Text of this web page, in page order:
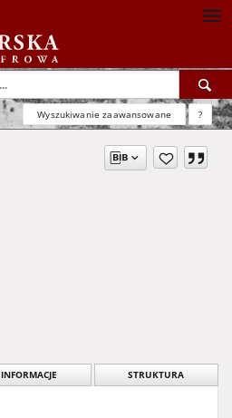
Wyszukiwanie zaawansowane ?
INFORMACJE STRUKTURA